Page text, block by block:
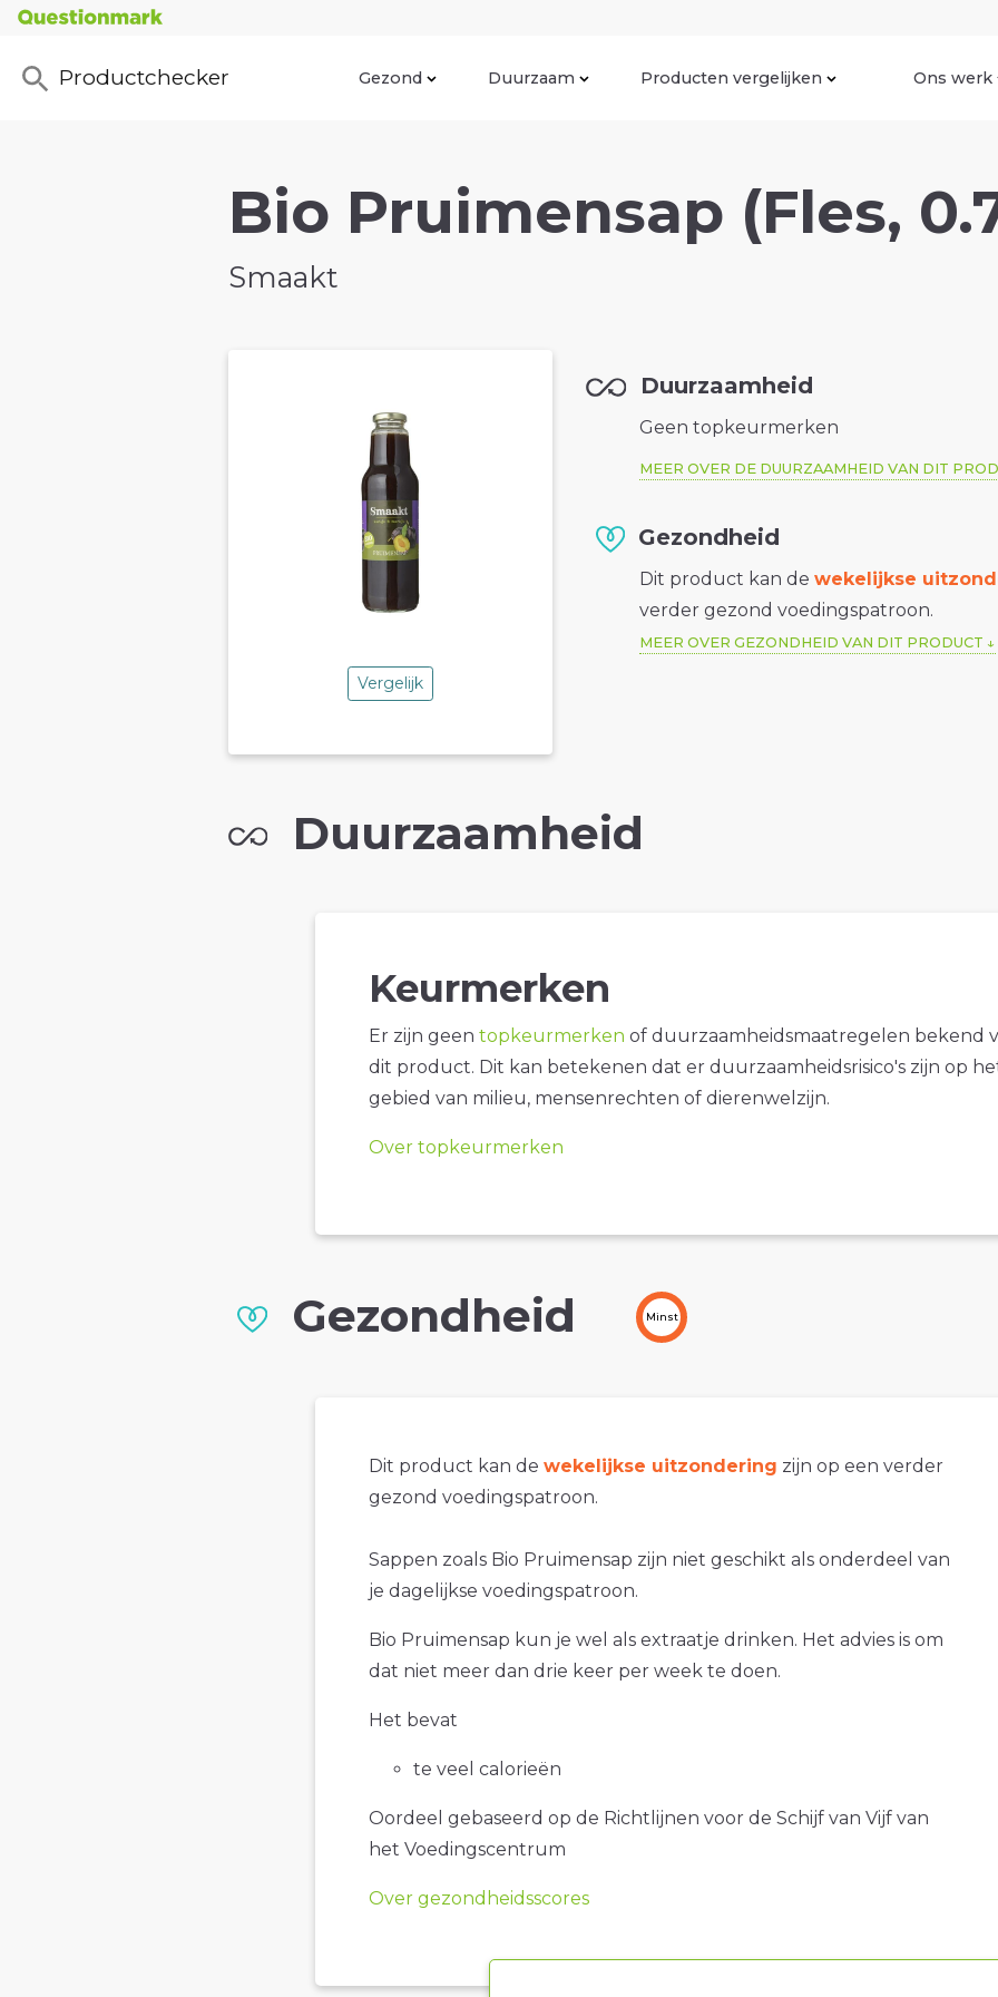
Productchecker Gezond Duurzaam Producten vergelijken Ons werk
Bio Pruimensap (Fles,
Smaakt
Vergelijk
Duurzaamheid
Geen topkeurmerken
MEER OVER DE DUURZAAMHEID VAN DIT
Gezondheid
Dit product kan dewekelijkse
verder gezond voedingspatroon.
MEER OVER GEZONDHEID VAN DIT PRODUCT
Duurzaamheid
Keurmerken
Er zijn geen topkeurmerken of duurzaamheidsmaatregelen bekend
dit product. Dit kan betekenen dat er duurzaamheidsrisico's zijn op
gebied van milieu, mensenrechten of dierenwelzijn.
Over topkeurmerken
Gezondheid Minst
Dit product kan de wekelijkse uitzondering zijn op een verder
gezond voedingspatroon.
Sappen zoals Bio Pruimensap zijn niet geschikt als onderdeel van
je dagelijkse voedingspatroon.
Bio Pruimensap kun je wel als extraatje drinken. Het advies is om
dat niet meer dan drie keer per week te doen.
Het bevat
te veel calorieën
Oordeel gebaseerd op de Richtlijnen voor de Schijf van Vijf van
het Voedingscentrum
Over gezondheidsscores